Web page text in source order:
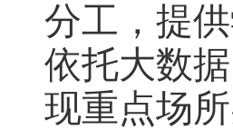
分工，提
依托大数
现重点场